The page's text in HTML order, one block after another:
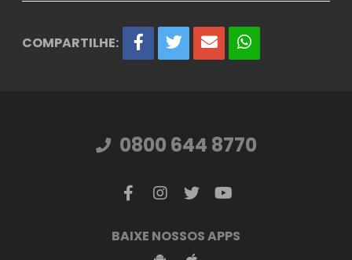
COMPARTILHE:
0800 644 8770
BAIXE NOSSOS APPS